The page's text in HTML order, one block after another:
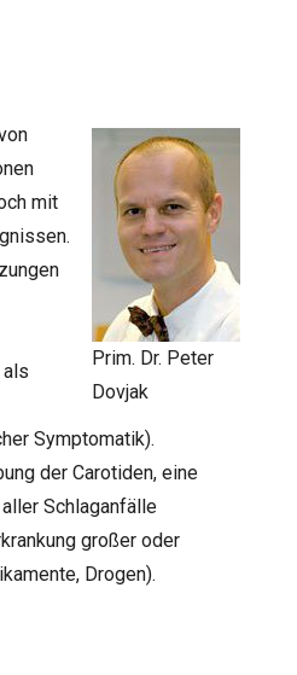
Prim. Dr. Peter
Dovjak
mit
Symptomatik).
der Carotiden, eine
Schlaganfälle
großer oder
Drogen).